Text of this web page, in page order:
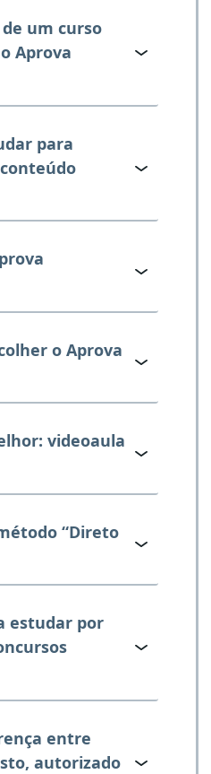
um curso
Aprova
para
o Aprova
videoaula
“Direto
estudar por
entre
autorizado